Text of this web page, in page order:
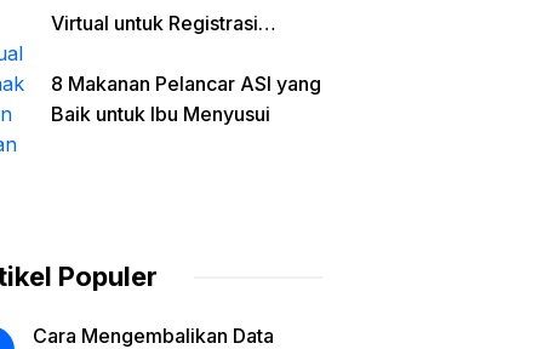
Virtual untuk Registrasi
8 Makanan Pelancar ASI yang
Baik untuk Ibu Menyusui
Populer
Cara Mengembalikan Data